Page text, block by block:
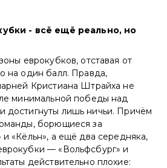
- всё ещё реально, но
еврокубков, отставая от
на один балл. Правда,
Кристиана Штрайха не
минимальной победы над
достигнуты лишь ничьи. Причём
борющиеся за
«Кёльн», а ещё два середняка,
— «Вольфсбург» и
действительно плохие: